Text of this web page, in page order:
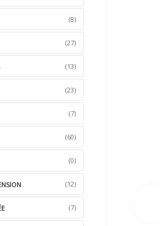
(8)
(27)
(13)
(23)
(7)
(60)
(0)
(12)
(7)